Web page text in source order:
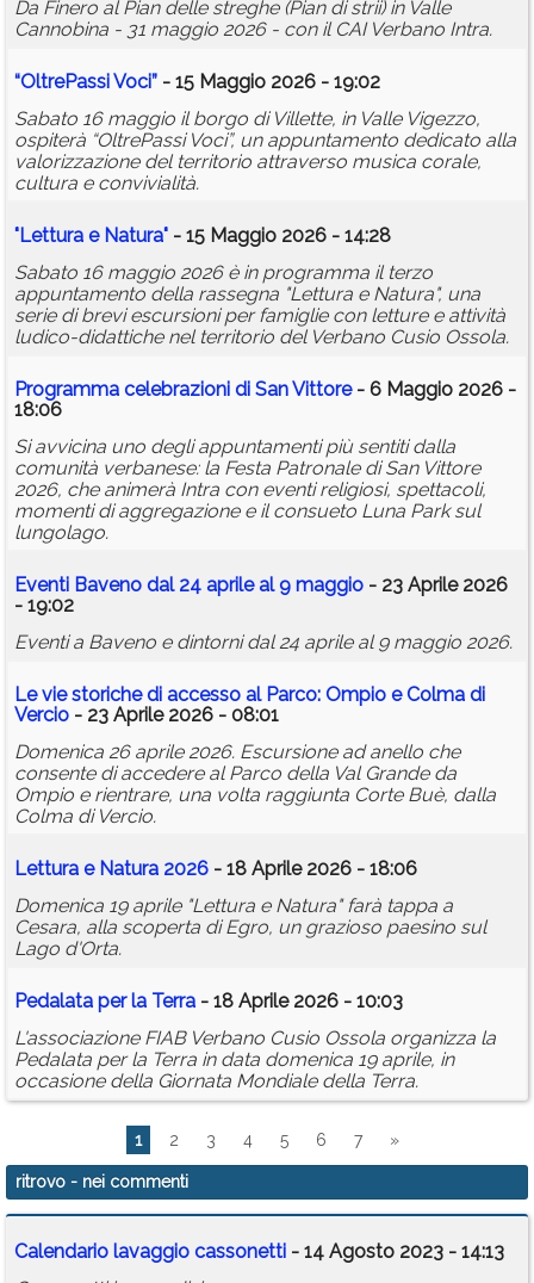
Da Finero al Pian delle streghe (Pian di strii) in Valle
Cannobina - 31 maggio 2026 - con il CAI Verbano Intra.
“OltrePassi Voci” - 15 Maggio 2026 - 19:02
Sabato 16 maggio il borgo di Villette, in Valle Vigezzo,
ospiterà “OltrePassi Voci”, un appuntamento dedicato alla
valorizzazione del territorio attraverso musica corale,
cultura e convivialità.
"Lettura e Natura" - 15 Maggio 2026 - 14:28
Sabato 16 maggio 2026 è in programma il terzo
appuntamento della rassegna "Lettura e Natura", una
serie di brevi escursioni per famiglie con letture e attività
ludico-didattiche nel territorio del Verbano Cusio Ossola.
Programma celebrazioni di San Vittore- 6 Maggio 2026 -
18:06
Si avvicina uno degli appuntamenti più sentiti dalla
comunità verbanese: la Festa Patronale di San Vittore
2026, che animerà Intra con eventi religiosi, spettacoli,
momenti di aggregazione e il consueto Luna Park sul
lungolago.
Eventi Baveno dal 24 aprile al 9 maggio - 23 Aprile 2026
- 19:02
Eventi a Baveno e dintorni dal 24 aprile al 9 maggio 2026.
Le vie storiche di accesso al Parco: Ompio e Colma di
Vercio - 23 Aprile 2026 - 08:01
Domenica 26 aprile 2026. Escursione ad anello che
consente di accedere al Parco della Val Grande da
Ompio e rientrare, una volta raggiunta Corte Buè, dalla
Colma di Vercio.
Lettura e Natura 2026 - 18 Aprile 2026 - 18:06
Domenica 19 aprile "Lettura e Natura" farà tappa a
Cesara, alla scoperta di Egro, un grazioso paesino sul
Lago d'Orta.
Pedalata per la Terra - 18 Aprile 2026 - 10:03
L'associazione FIAB Verbano Cusio Ossola organizza la
Pedalata per la Terra in data domenica 19 aprile, in
occasione della Giornata Mondiale della Terra.
1 2 3 4 5 6 7 »
ritrovo - nei commenti
Calendario lavaggio cassonetti - 14 Agosto 2023 - 14:13